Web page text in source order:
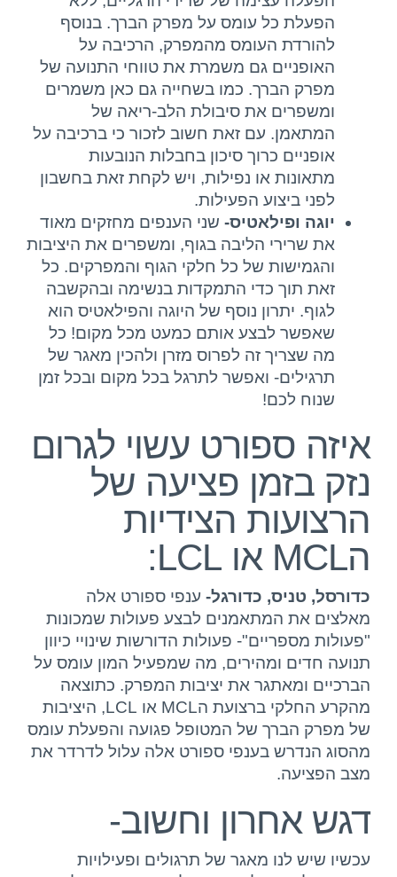
הפעלת כל עומס על מפרק הברך. בנוסף
להורדת העומס מהמפרק, הרכיבה על
האופניים גם משמרת את טווחי התנועה של
מפרק הברך. כמו בשחייה גם כאן משמרים
ומשפרים את סיבולת הלב-ריאה של
המתאמן. עם זאת חשוב לזכור כי ברכיבה על
אופניים כרוך סיכון בחבלות הנובעות
מתאונות או נפילות, ויש לקחת זאת בחשבון
לפני ביצוע הפעילות.
יוגה ופילאטיס- שני הענפים מחזקים מאוד
את שרירי הליבה בגוף, ומשפרים את היציבות
והגמישות של כל חלקי הגוף והמפרקים. כל
זאת תוך כדי התמקדות בנשימה ובהקשבה
לגוף. יתרון נוסף של היוגה והפילאטיס הוא
שאפשר לבצע אותם כמעט מכל מקום! כל
מה שצריך זה לפרוס מזרן ולהכין מאגר של
תרגילים- ואפשר לתרגל בכל מקום ובכל זמן
שנוח לכם!
איזה ספורט עשוי לגרום
נזק בזמן פציעה של
הרצועות הצידיות
הMCL או LCL:
כדורסל, טניס, כדורגל- ענפי ספורט אלה
מאלצים את המתאמנים לבצע פעולות שמכונות
"פעולות מספריים"- פעולות הדורשות שינויי כיוון
תנועה חדים ומהירים, מה שמפעיל המון עומס על
הברכיים ומאתגר את יציבות המפרק. כתוצאה
מהקרע החלקי ברצועת הMCL או LCL, היציבות
של מפרק הברך של המטופל פגועה והפעלת עומס
מהסוג הנדרש בענפי ספורט אלה עלול לדרדר את
מצב הפציעה.
דגש אחרון וחשוב-
עכשיו שיש לנו מאגר של תרגולים ופעילויות